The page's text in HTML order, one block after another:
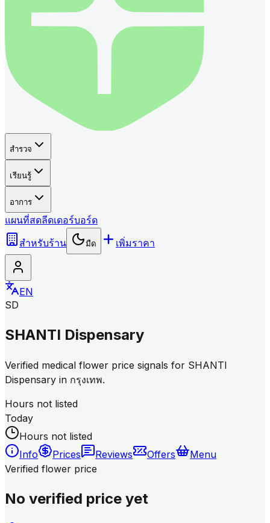
สำรวจ
เรียนรู้
อาการ
แผนที่สดลีดเดอร์บอร์ด
สำหรับร้าน
มืด เพิ่มราคา
EN
SD
SHANTI Dispensary
Verified medical flower price signals for SHANTI
Dispensary in กรุงเทพ.
Hours not listed
Today
Hours not listed
Info
Prices Reviews Offers
Menu
Verified flower price
No verified price yet